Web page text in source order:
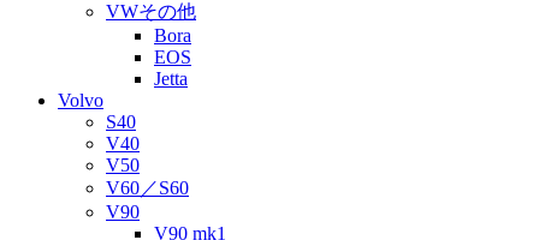
VWその他
Bora
EOS
Jetta
Volvo
S40
V40
V50
V60／S60
V90
V90 mk1